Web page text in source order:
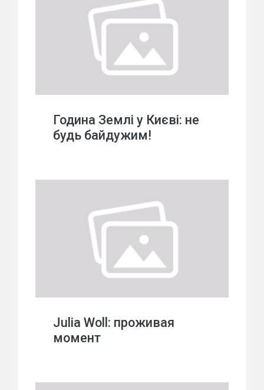
Година Землі у Києві: не
будь байдужим!
Julia Woll: проживая
момент